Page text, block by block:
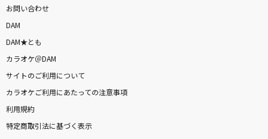
お問い合わせ
DAM
DAM★とも
カラオケ＠DAM
サイトのご利用について
カラオケご利用にあたっての注意事項
利用規約
特定商取引法に基づく表示